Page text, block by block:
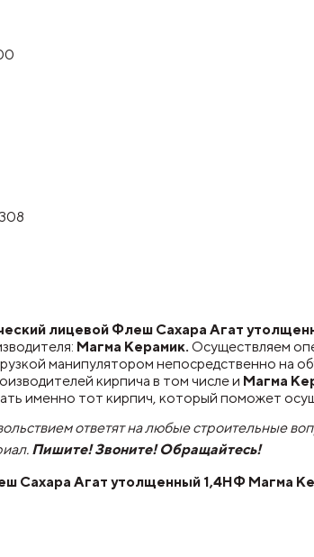
лицевой Флеш Сахара Агат
Магма Керамик. Осуществляем
манипулятором непосредственно на
кирпича в том числе и Магма
именно тот кирпич, который поможет
ответят на любые строительные
Пишите! Звоните! Обращайтесь!
Сахара Агат утолщенный 1,4НФ Магма